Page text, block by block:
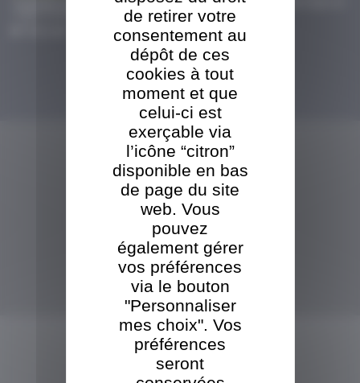
de retirer votre
consentement au
dépôt de ces
cookies à tout
moment et que
celui-ci est
exerçable via
l’icône “citron”
disponible en bas
de page du site
web. Vous
pouvez
également gérer
vos préférences
via le bouton
"Personnaliser
mes choix". Vos
préférences
seront
sciage et une ligne de fabrication automatisée de palettes...
L'ÉVÈNEMENT PRÉCURSEUR FRANÇAIS...
Réputé notamment pour l'exhaustivité de sa gamme de produits et services pour
toute la filière bois énergie, le Salon Bois Energie accueillera...
Un escalier neuf au passage Pommeraye
Le chantier de rénovation du passage Pommeraye se poursuit
TBO s'adosse au groupe ORT
afin d'assurer la pérennité de l'entreprise et une transition en douceur
VISITE DE LA SCIERIE
NOS PRODUITS
VOUS ÊTES UN